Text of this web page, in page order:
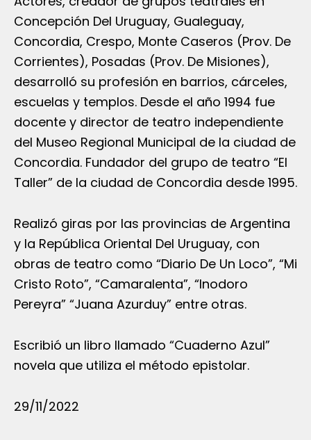
Concepción Del Uruguay, Gualeguay,
Concordia, Crespo, Monte Caseros (Prov. De
Corrientes), Posadas (Prov. De Misiones),
desarrolló su profesión en barrios, cárceles,
escuelas y templos. Desde el año 1994 fue
docente y director de teatro independiente
del Museo Regional Municipal de la ciudad de
Concordia. Fundador del grupo de teatro “El
Taller” de la ciudad de Concordia desde 1995.
Realizó giras por las provincias de Argentina
y la República Oriental Del Uruguay, con
obras de teatro como “Diario De Un Loco”, “Mi
Cristo Roto”, “Camaralenta”, “Inodoro
Pereyra” “Juana Azurduy” entre otras.
Escribió un libro llamado “Cuaderno Azul”
novela que utiliza el método epistolar.
29/11/2022